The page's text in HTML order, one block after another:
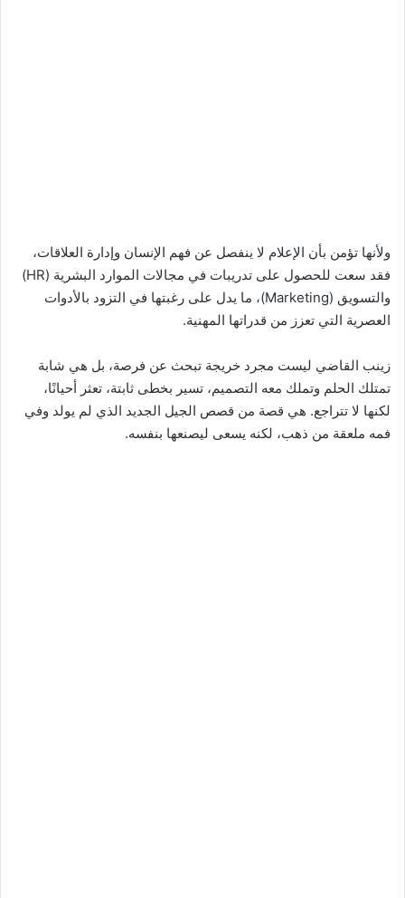
ولأنها تؤمن بأن الإعلام لا ينفصل عن فهم الإنسان وإدارة العلاقات،
فقد سعت للحصول على تدريبات في مجالات الموارد البشرية (HR)
والتسويق (Marketing)، ما يدل على رغبتها في التزود بالأدوات
العصرية التي تعزز من قدراتها المهنية.
زينب القاضي ليست مجرد خريجة تبحث عن فرصة، بل هي شابة
تمتلك الحلم وتملك معه التصميم، تسير بخطى ثابتة، تعثر أحيانًا،
لكنها لا تتراجع. هي قصة من قصص الجيل الجديد الذي لم يولد وفي
فمه ملعقة من ذهب، لكنه يسعى ليصنعها بنفسه.